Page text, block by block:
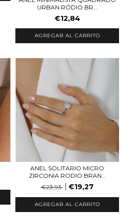
URBAN RÓDIO BR...
€12,84
AGREGAR AL CARRITO
ANEL SOLITARIO MICRO
ZIRCONIA RODIO BRAN...
€23,93
€19,27
AGREGAR AL CARRITO